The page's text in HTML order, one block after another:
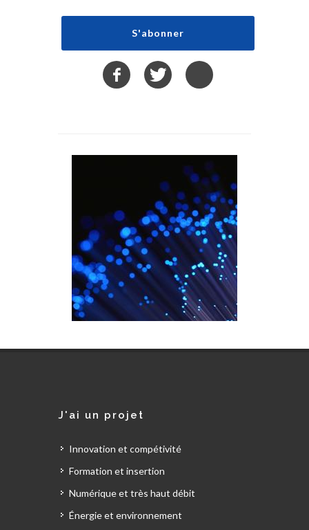
J'ai un projet
Innovation et compétivité
Formation et insertion
Numérique et très haut débit
Énergie et environnement